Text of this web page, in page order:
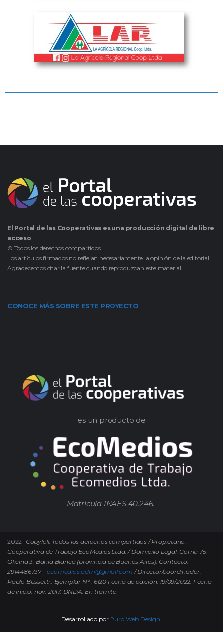
El Portal de las Cooperativas es una producción digital de libre
acceso
© Todos los derechos compartidos.
Los artículos firmados no reflejan necesariamente la opinión de la editorial.
Agradecemos citar la fuente cuando reproduzcan este material.
CONOCE MÁS SOBRE ESTE PROYECTO
es un producto de
Matrícula INAES 40.246.
2022- Copyleft Todos los derechos compartidos / Propietario:
Cooperativa de Trabajo EcoMedios Ltda. / Domicilio Legal: Gorriti 75.
Oficina 3. Bahía Blanca (provincia de Buenos Aires). Contacto.
2914486737 –ecomedios.adm@gmail.com / Director/coordinador:
Pablo Bussetti.. Ejemplar N° : 6120 Fecha de edición: 19/09/2022. Fecha
de inicio: nov. 2017. DNDA: En trámite
Desarrollado por Puro Web Design.